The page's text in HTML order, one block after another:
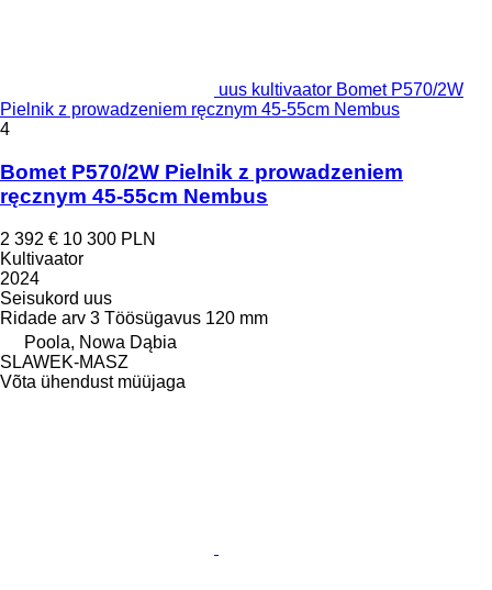
uus kultivaator Bomet P570/2W
Pielnik z prowadzeniem ręcznym 45-55cm Nembus
4
Bomet P570/2W Pielnik z prowadzeniem
ręcznym 45-55cm Nembus
2 392 € 10 300 PLN
Kultivaator
2024
Seisukord uus
Ridade arv 3 Töösügavus 120 mm
Poola, Nowa Dąbia
SLAWEK-MASZ
Võta ühendust müüjaga